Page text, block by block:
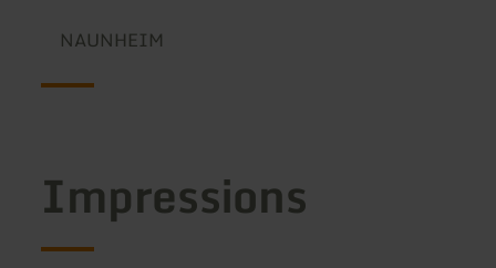
NAUNHEIM
Impressions